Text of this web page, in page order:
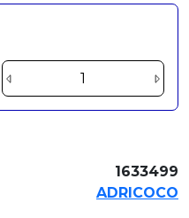
1633499
ADRICOCO